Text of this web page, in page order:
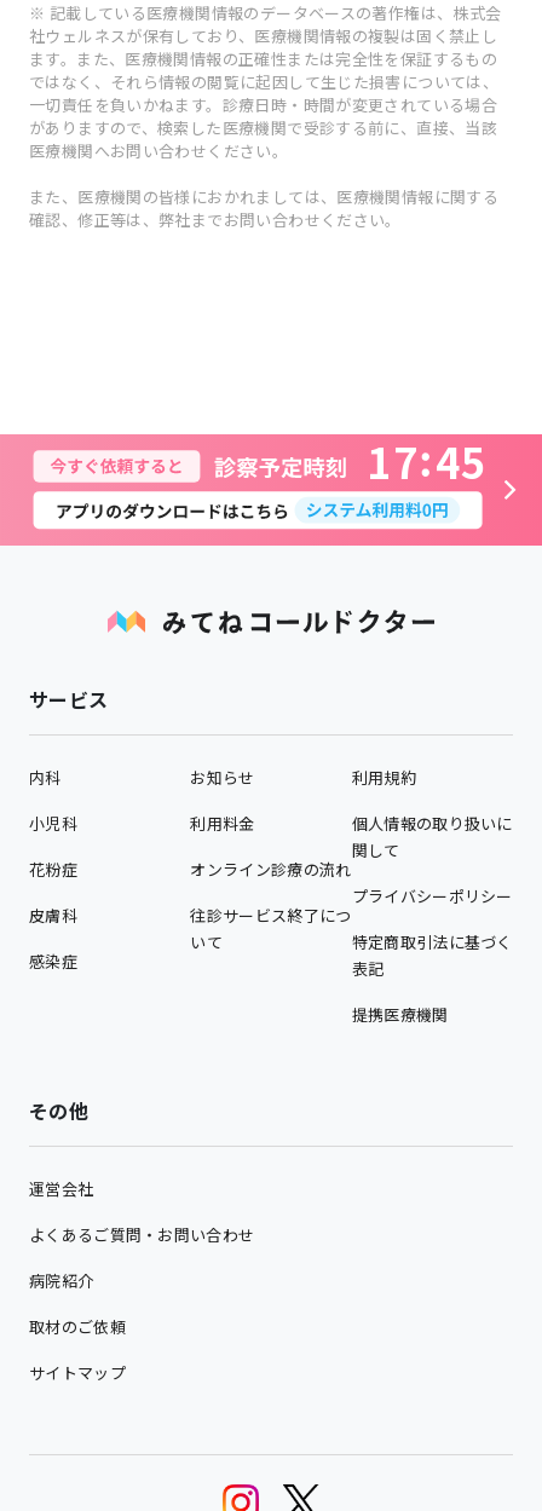
※ 記載している医療機関情報のデータベースの著作権は、株式会
社ウェルネスが保有しており、医療機関情報の複製は固く禁止し
ます。また、医療機関情報の正確性または完全性を保証するもの
ではなく、それら情報の閲覧に起因して生じた損害については、
一切責任を負いかねます。診療日時・時間が変更されている場合
がありますので、検索した医療機関で受診する前に、直接、当該
医療機関へお問い合わせください。
また、医療機関の皆様におかれましては、医療機関情報に関する
確認、修正等は、弊社までお問い合わせください。
17 45
サービス
内科
小児科
花粉症
皮膚科
感染症
お知らせ
利用料金
オンライン診療の流れ
往診サービス終了につ
いて
利用規約
個人情報の取り扱いに
関して
プライバシーポリシー
特定商取引法に基づく
表記
提携医療機関
その他
運営会社
よくあるご質問・お問い合わせ
病院紹介
取材のご依頼
サイトマップ